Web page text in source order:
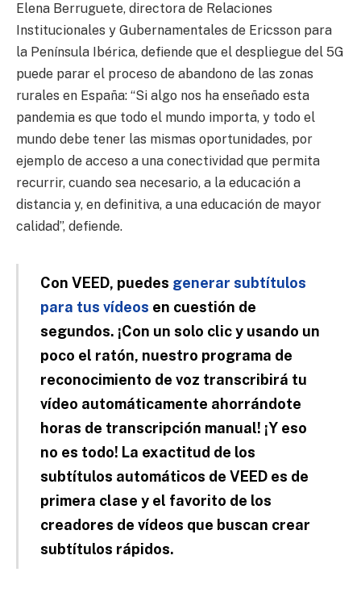
Elena Berruguete, directora de Relaciones
Institucionales y Gubernamentales de Ericsson para
la Península Ibérica, defiende que el despliegue del 5G
puede parar el proceso de abandono de las zonas
rurales en España: “Si algo nos ha enseñado esta
pandemia es que todo el mundo importa, y todo el
mundo debe tener las mismas oportunidades, por
ejemplo de acceso a una conectividad que permita
recurrir, cuando sea necesario, a la educación a
distancia y, en definitiva, a una educación de mayor
calidad”, defiende.
Con VEED, puedes generar subtítulos
para tus vídeos en cuestión de
segundos. ¡Con un solo clic y usando un
poco el ratón, nuestro programa de
reconocimiento de voz transcribirá tu
vídeo automáticamente ahorrándote
horas de transcripción manual! ¡Y eso
no es todo! La exactitud de los
subtítulos automáticos de VEED es de
primera clase y el favorito de los
creadores de vídeos que buscan crear
subtítulos rápidos.